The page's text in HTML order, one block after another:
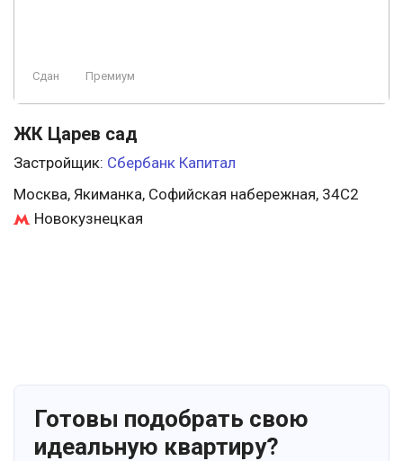
Сдан Премиум
ЖК Царев сад
Застройщик: Сбербанк Капитал
Москва, Якиманка, Софийская набережная, 34С2
Новокузнецкая
Готовы подобрать свою
идеальную квартиру?